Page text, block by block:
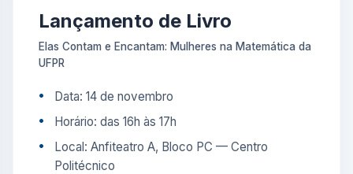
Lançamento de Livro
Elas Contam e Encantam: Mulheres na Matemática da
UFPR
Data: 14 de novembro
Horário: das 16h às 17h
Local: Anfiteatro A, Bloco PC — Centro
Politécnico